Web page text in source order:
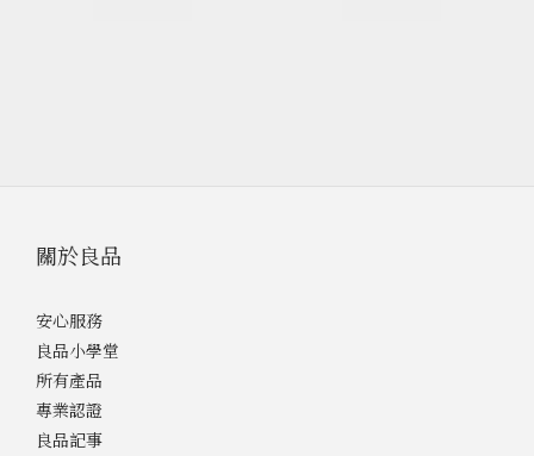
關於良品
安心服務
良品小學堂
所有產品
專業認證
良品記事